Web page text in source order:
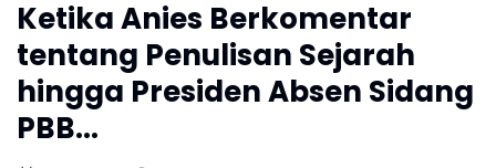
Ketika Anies Berkomentar
tentang Penulisan Sejarah
hingga Presiden Absen Sidang
PBB...